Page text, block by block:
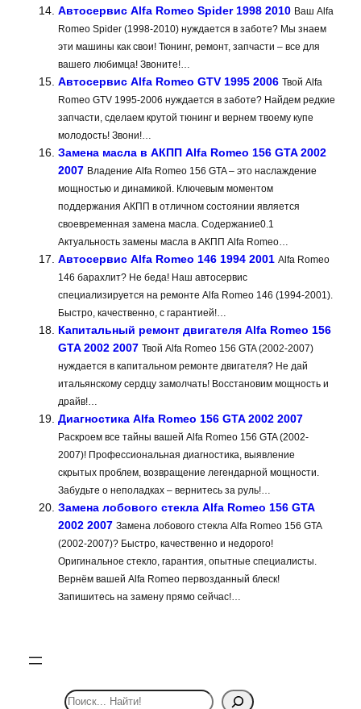
Автосервис Alfa Romeo Spider 1998 2010 Ваш Alfa
Romeo Spider (1998-2010) нуждается в заботе? Мы знаем
эти машины как свои! Тюнинг, ремонт, запчасти – все для
вашего любимца! Звоните!…
Автосервис Alfa Romeo GTV 1995 2006 Твой Alfa
Romeo GTV 1995-2006 нуждается в заботе? Найдем редкие
запчасти, сделаем крутой тюнинг и вернем твоему купе
молодость! Звони!…
Замена масла в АКПП Alfa Romeo 156 GTA 2002
2007 Владение Alfa Romeo 156 GTA – это наслаждение
мощностью и динамикой. Ключевым моментом
поддержания АКПП в отличном состоянии является
своевременная замена масла. Содержание0.1
Актуальность замены масла в АКПП Alfa Romeo…
Автосервис Alfa Romeo 146 1994 2001 Alfa Romeo
146 барахлит? Не беда! Наш автосервис
специализируется на ремонте Alfa Romeo 146 (1994-2001).
Быстро, качественно, с гарантией!…
Капитальный ремонт двигателя Alfa Romeo 156
GTA 2002 2007 Твой Alfa Romeo 156 GTA (2002-2007)
нуждается в капитальном ремонте двигателя? Не дай
итальянскому сердцу замолчать! Восстановим мощность и
драйв!…
Диагностика Alfa Romeo 156 GTA 2002 2007
Раскроем все тайны вашей Alfa Romeo 156 GTA (2002-
2007)! Профессиональная диагностика, выявление
скрытых проблем, возвращение легендарной мощности.
Забудьте о неполадках – вернитесь за руль!…
Замена лобового стекла Alfa Romeo 156 GTA
2002 2007 Замена лобового стекла Alfa Romeo 156 GTA
(2002-2007)? Быстро, качественно и недорого!
Оригинальное стекло, гарантия, опытные специалисты.
Вернём вашей Alfa Romeo первозданный блеск!
Запишитесь на замену прямо сейчас!…
S